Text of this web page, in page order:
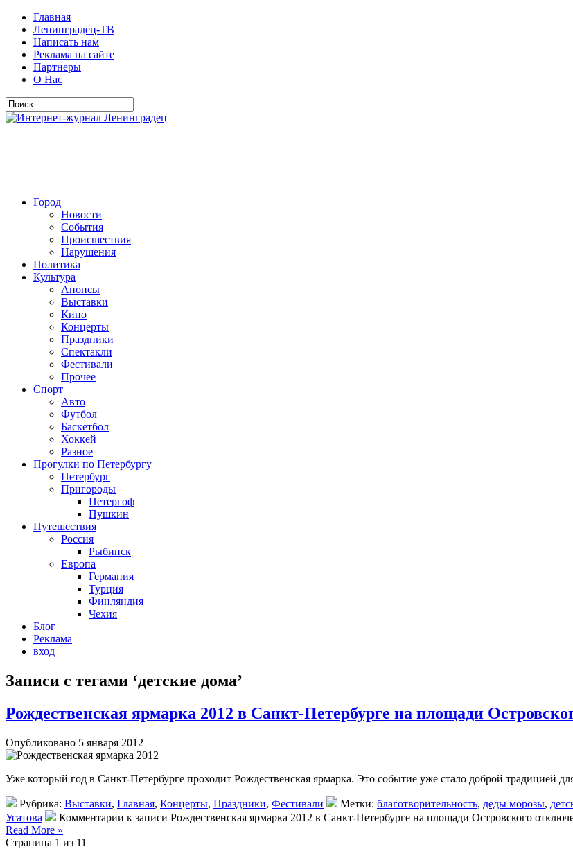
Главная
Ленинградец-ТВ
Написать нам
Реклама на сайте
Партнеры
О Нас
Город
Новости
События
Происшествия
Нарушения
Политика
Культура
Анонсы
Выставки
Кино
Концерты
Праздники
Спектакли
Фестивали
Прочее
Спорт
Авто
Футбол
Баскетбол
Хоккей
Разное
Прогулки по Петербургу
Петербург
Пригороды
Петергоф
Пушкин
Путешествия
Россия
Рыбинск
Европа
Германия
Турция
Финляндия
Чехия
Блог
Реклама
вход
Записи с тегами ‘детские дома’
Рождественская ярмарка 2012 в Санкт-Петербурге на площади
Опубликовано 5 января 2012
Уже который год в Санкт-Петербурге проходит Рождественская ярмарка. Это событие уже стало доброй традицией
Рубрика: Выставки, Главная, Концерты, Праздники, Фестивали Метки: благотворительность, деды морозы,
Усатова
Комментарии к записи Рождественская ярмарка 2012 в Санкт-Петербурге на площади Островского
Read More »
Страница 1 из 11